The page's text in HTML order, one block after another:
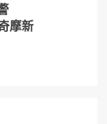
摩新